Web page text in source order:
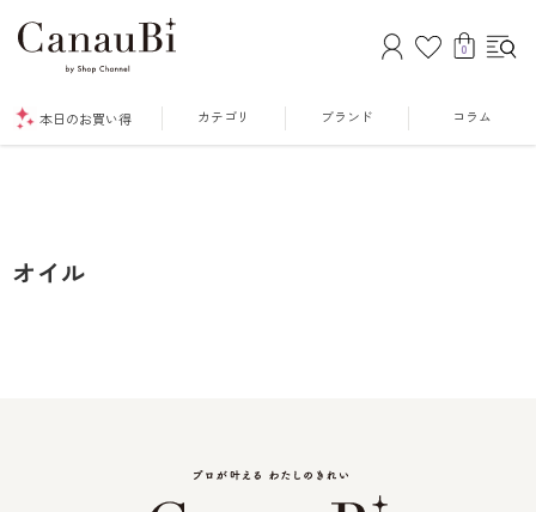
0
本日のお買い得 カテゴリ ブランド コラム
オイル